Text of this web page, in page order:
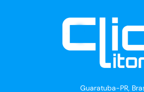
Guaratuba-PR,